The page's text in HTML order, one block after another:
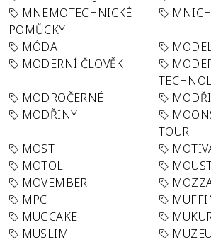
MNEMOTECHNICKÉ
POMŮCKY
MÓDA
MODERNÍ ČLOVĚK
MODROČERNÉ
MODŘINY
TOUR
MOST
MOTOL
MOVEMBER
MPC
MUGCAKE
MUSLIM